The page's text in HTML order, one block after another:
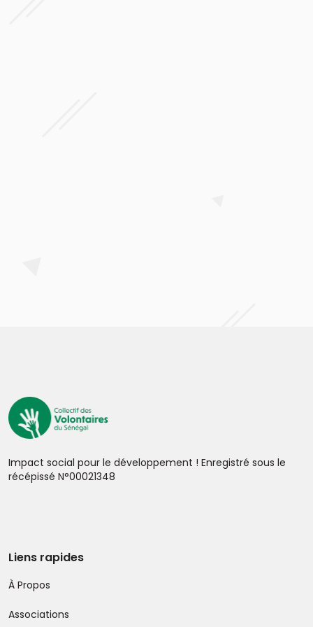
Impact social pour le développement ! Enregistré sous le
récépissé N°00021348
Liens rapides
À Propos
Associations